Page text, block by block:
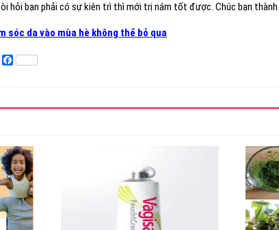
hỏi bạn phải có sự kiên trì thì mới trị nám tốt được. Chúc bạn thành
sóc da vào mùa hè không thể bỏ qua
Facebook